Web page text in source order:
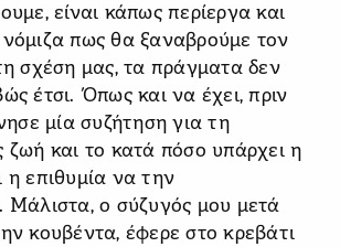
είναι κάπως περίεργα και
πως θα ξαναβρούμε τον
σχέση μας, τα πράγματα δεν
έτσι. Όπως και να έχει, πριν
μία συζήτηση για τη
ζωή και το κατά πόσο υπάρχει η
η επιθυμία να την
Μάλιστα, ο σύζυγός μου μετά
κουβέντα, έφερε στο κρεβάτι